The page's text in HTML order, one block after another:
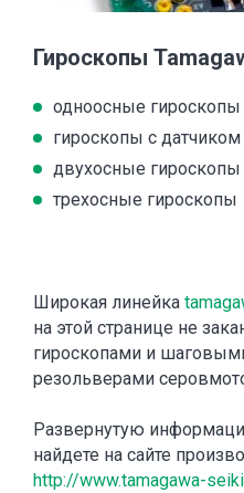
Гироскопы
одноосные гироскопы
гироскопы с
двухосные гироскопы
трехосные гироскопы
Широкая линейка
на этой странице не
гироскопами и
резольверами
Развернутую
найдете на сайте
http://www.tamagawa-